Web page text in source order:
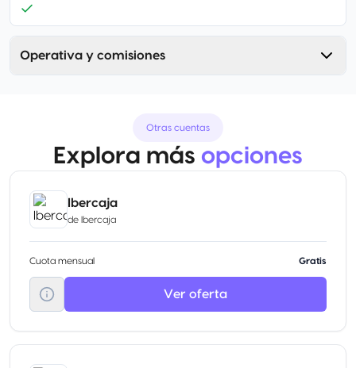
Operativa y comisiones
Otras cuentas
Explora más opciones
Ibercaja
de Ibercaja
Cuota mensual Gratis
Ver oferta